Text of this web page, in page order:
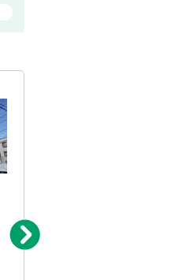
小田急小田原線/新百合ヶ